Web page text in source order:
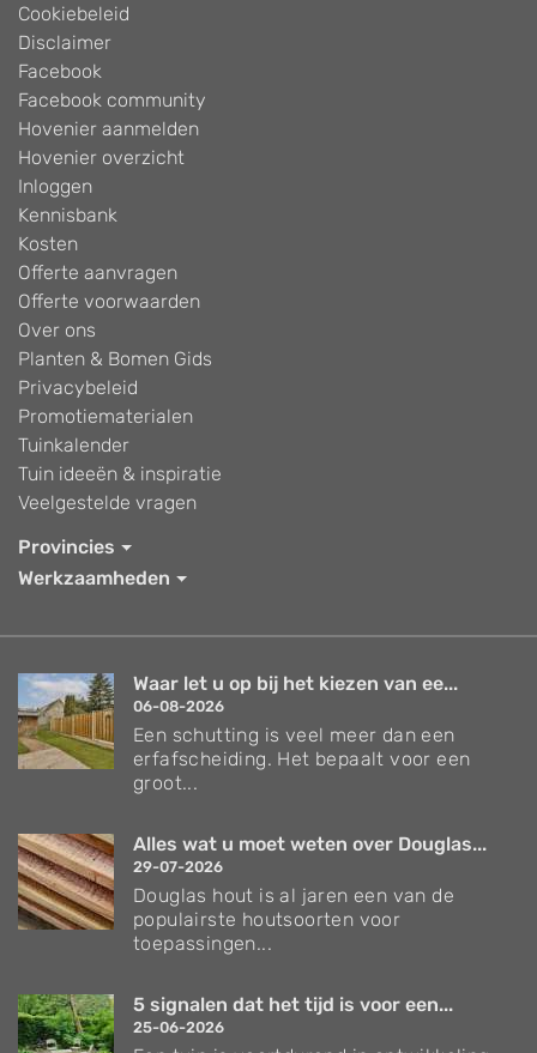
Cookiebeleid
Disclaimer
Facebook
Facebook community
Hovenier aanmelden
Hovenier overzicht
Inloggen
Kennisbank
Kosten
Offerte aanvragen
Offerte voorwaarden
Over ons
Planten & Bomen Gids
Privacybeleid
Promotiematerialen
Tuinkalender
Tuin ideeën & inspiratie
Veelgestelde vragen
Provincies
Werkzaamheden
Waar let u op bij het kiezen van ee...
06-08-2026
Een schutting is veel meer dan een
erfafscheiding. Het bepaalt voor een
groot...
Alles wat u moet weten over Douglas...
29-07-2026
Douglas hout is al jaren een van de
populairste houtsoorten voor
toepassingen...
5 signalen dat het tijd is voor een...
25-06-2026